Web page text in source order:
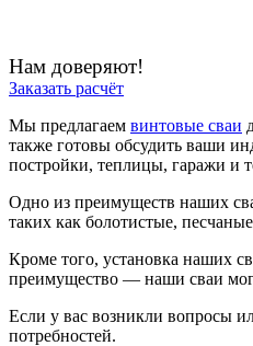
Нам доверяют!
Заказать расчёт
Мы предлагаем винтовые сваи
также готовы обсудить ваши
постройки, теплицы, гаражи и
Одно из преимуществ наших
таких как болотистые,
Кроме того, установка наших
преимущество — наши сваи
Если у вас возникли вопросы
потребностей.